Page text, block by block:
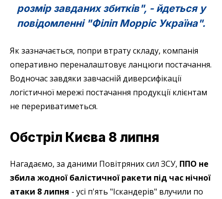
розмір завданих збитків", - йдеться у
повідомленні "Філіп Морріс Україна".
Як зазначається, попри втрату складу, компанія
оперативно переналаштовує ланцюги постачання.
Водночас завдяки завчасній диверсифікації
логістичної мережі постачання продукції клієнтам
не перериватиметься.
Обстріл Києва 8 липня
Нагадаємо, за даними Повітряних сил ЗСУ, ППО не
збила жодної балістичної ракети під час нічної
атаки 8 липня - усі п'ять "Іскандерів" влучили по